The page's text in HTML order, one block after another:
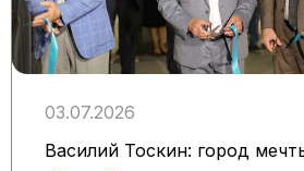
03.07.2026
Василий Тоскин: город